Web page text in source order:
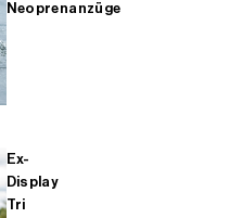
Neoprenanzüge
Ex-
Display
Tri